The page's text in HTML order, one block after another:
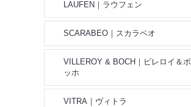
LAUFEN｜ラウフェン
SCARABEO｜スカラベオ
VILLEROY & BOCH｜ビレロイ＆ボ
ッホ
VITRA｜ヴィトラ